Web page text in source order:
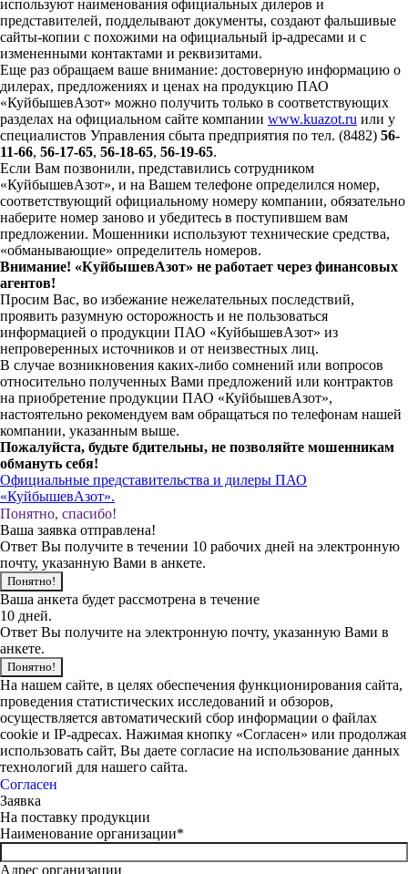
используют наименования официальных дилеров и
представителей, подделывают документы, создают фальшивые
сайты-копии с похожими на официальный ip-адресами и с
измененными контактами и реквизитами.
Еще раз обращаем ваше внимание: достоверную информацию о
дилерах, предложениях и ценах на продукцию ПАО
«КуйбышевАзот» можно получить только в соответствующих
разделах на официальном сайте компании www.kuazot.ru или у
специалистов Управления сбыта предприятия по тел. (8482) 56-
11-66, 56-17-65, 56-18-65, 56-19-65.
Если Вам позвонили, представились сотрудником
«КуйбышевАзот», и на Вашем телефоне определился номер,
соответствующий официальному номеру компании, обязательно
наберите номер заново и убедитесь в поступившем вам
предложении. Мошенники используют технические средства,
«обманывающие» определитель номеров.
Внимание! «КуйбышевАзот» не работает через финансовых
агентов!
Просим Вас, во избежание нежелательных последствий,
проявить разумную осторожность и не пользоваться
информацией о продукции ПАО «КуйбышевАзот» из
непроверенных источников и от неизвестных лиц.
В случае возникновения каких-либо сомнений или вопросов
относительно полученных Вами предложений или контрактов
на приобретение продукции ПАО «КуйбышевАзот»,
настоятельно рекомендуем вам обращаться по телефонам нашей
компании, указанным выше.
Пожалуйста, будьте бдительны, не позволяйте мошенникам
обмануть себя!
Официальные представительства и дилеры ПАО
«КуйбышевАзот».
Понятно, спасибо!
Ваша заявка отправлена!
Ответ Вы получите в течении 10 рабочих дней на электронную
почту, указанную Вами в анкете.
Понятно!
Ваша анкета будет рассмотрена в течение
10 дней.
Ответ Вы получите на электронную почту, указанную Вами в
анкете.
Понятно!
На нашем сайте, в целях обеспечения функционирования сайта,
проведения статистических исследований и обзоров,
осуществляется автоматический сбор информации о файлах
cookie и IP-адресах. Нажимая кнопку «Согласен» или продолжая
использовать сайт, Вы даете согласие на использование данных
технологий для нашего сайта.
Согласен
Заявка
На поставку продукции
Наименование организации*
Адрес организации